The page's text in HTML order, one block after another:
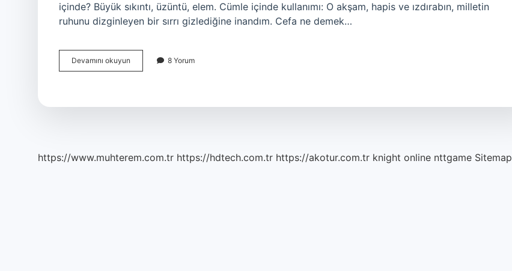
içinde? Büyük sıkıntı, üzüntü, elem. Cümle içinde kullanımı: O akşam, hapis ve ızdırabın, milletin
ruhunu dizginleyen bir sırrı gizlediğine inandım. Cefa ne demek…
Devamını okuyun
Ile
8 Yorum
https://www.muhterem.com.tr https://hdtech.com.tr https://akotur.com.tr knight online nttgame Sitemap